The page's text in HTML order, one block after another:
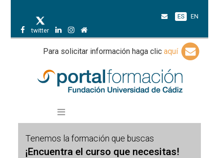
twitter
ES EN
Para solicitar información haga clic aquí
Tenemos la formación que buscas
¡Encuentra el curso que necesitas!